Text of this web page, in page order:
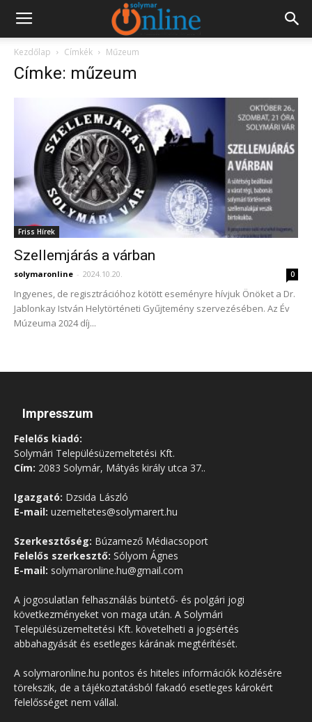
Kezdőlap Címkék Műzeum
Címke: műzeum
Friss Hírek
Szellemjárás a várban
solymaronline - 2024.10.20. 0
Ingyenes, de regisztrációhoz kötött eseményre hívjuk Önöket a Dr.
Jablonkay István Helytörténeti Gyűjtemény szervezésében. Az Év
Múzeuma 2024 díj...
Impresszum
Felelős kiadó:
Solymári Településüzemeltetési Kft.
Cím: 2083 Solymár, Mátyás király utca 37..
Igazgató: Dzsida László
E-mail: uzemeltetes@solymarert.hu
Szerkesztőség: Búzamező Médiacsoport
Felelős szerkesztő: Sólyom Ágnes
E-mail: solymaronline.hu@gmail.com
A jogosulatlan felhasználás büntető- és polgári jogi
következményeket von maga után. A Solymári
Településüzemeltetési Kft. követelheti a jogsértés
abbahagyását és esetleges kárának megtérítését.
A solymaronline.hu pontos és hiteles információk közlésére
törekszik, de a tájékoztatásból fakadó esetleges károkért
felelősséget nem vállal.